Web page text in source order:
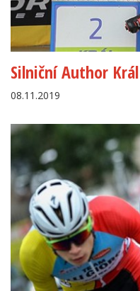
Silniční Author
08.11.2019